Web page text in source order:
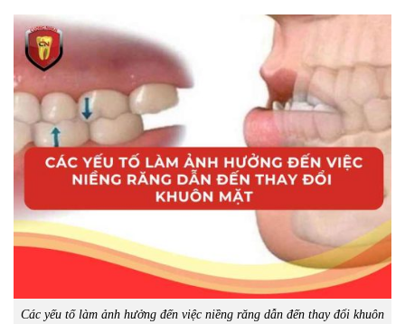
Các yếu tố làm ảnh hưởng đến việc niềng răng dẫn đến thay đổi khuôn